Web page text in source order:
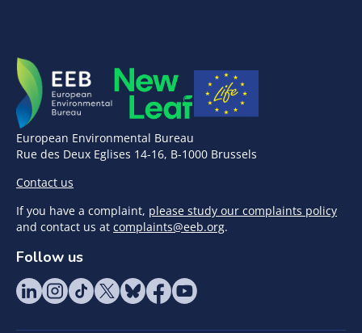
European Environmental Bureau
Rue des Deux Eglises 14-16, B-1000 Brussels
Contact us
If you have a complaint, please study our complaints policy
and contact us at complaints@eeb.org.
Follow us